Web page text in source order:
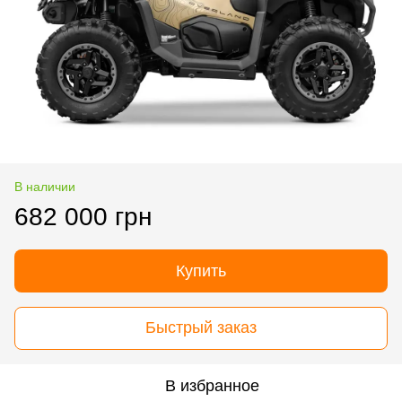
В наличии
682 000 грн
Купить
Быстрый заказ
В избранное